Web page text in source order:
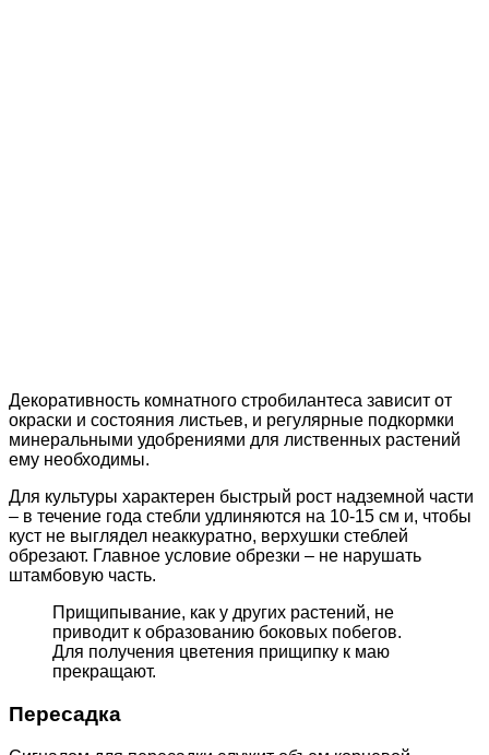
Декоративность комнатного стробилантеса зависит от
окраски и состояния листьев, и регулярные подкормки
минеральными удобрениями для лиственных растений
ему необходимы.
Для культуры характерен быстрый рост надземной части
– в течение года стебли удлиняются на 10-15 см и, чтобы
куст не выглядел неаккуратно, верхушки стеблей
обрезают. Главное условие обрезки – не нарушать
штамбовую часть.
Прищипывание, как у других растений, не
приводит к образованию боковых побегов.
Для получения цветения прищипку к маю
прекращают.
Пересадка